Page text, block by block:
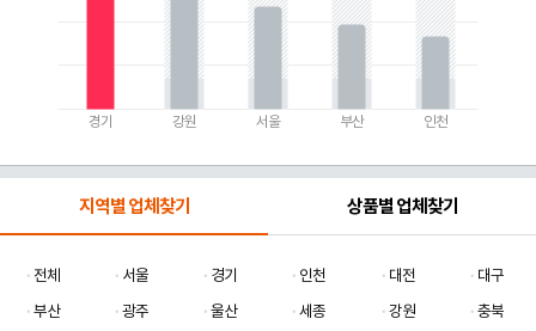
경기 강원 서울 부산 인천
지역별 업체찾기 상품별 업체찾기
전체 서울 경기 인천 대전
대구
부산
광주 울산 세종 강원
충북